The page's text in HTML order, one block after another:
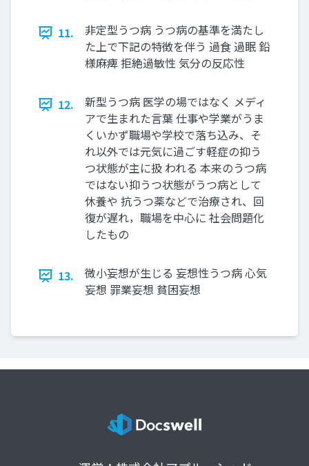
11.
非定型うつ病 うつ病の基準を満たし
た上で下記の特徴を伴う 過食 過眠 鉛
様麻痺 拒絶過敏性 気分の反応性
12.
新型うつ病 医学の場ではなく メディ
アで生まれた言葉 仕事や学業がうま
くいかず職場や学校で落ち込み、そ
れ以外では元気に過ごす軽症の抑う
つ状態が主に扱 われる 本来のうつ病
ではない抑うつ状態がうつ病として
休養や 抗うつ薬などで治療され、回
復が遅れ，職場を中心に 社会問題化
したもの
13.
微小妄想が生じる 妄想性うつ病 心気
妄想 罪業妄想 貧困妄想